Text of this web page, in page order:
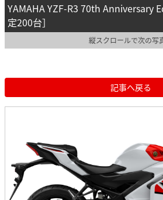
YAMAHA YZF-R3 70th Anniversary
定200台］
縦スクロールで次の写
記事へ戻る